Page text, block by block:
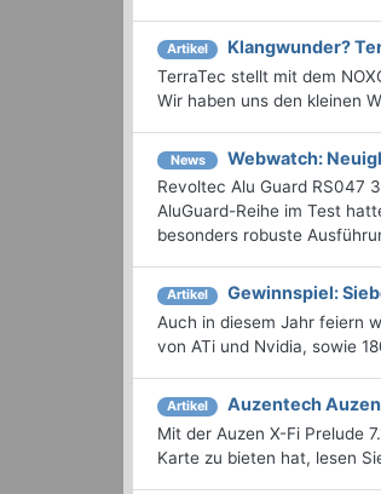
Artikel Klangwunder?
TerraTec stellt mit dem
Wir haben uns den kleinen
News Webwatch:
Revoltec Alu Guard RS047
AluGuard-Reihe im Test
besonders robuste
Artikel Gewinnspiel:
Auch in diesem Jahr feiern
von ATi und Nvidia, sowie
Artikel Auzentech Auzen
Mit der Auzen X-Fi Prelude
Karte zu bieten hat, lesen